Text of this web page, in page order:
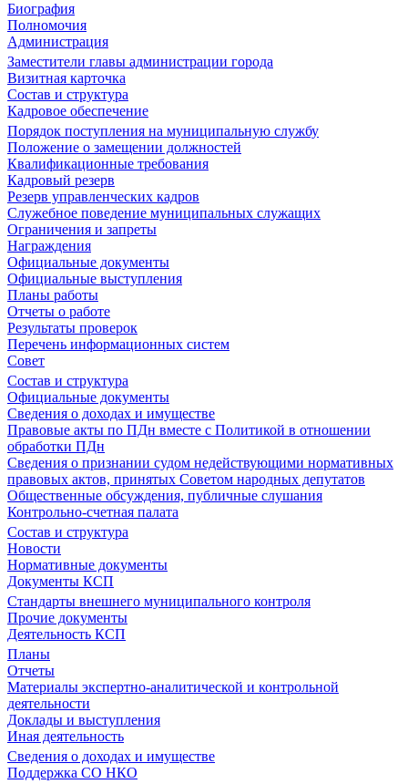
Биография
Полномочия
Администрация
Заместители главы администрации города
Визитная карточка
Состав и структура
Кадровое обеспечение
Порядок поступления на муниципальную службу
Положение о замещении должностей
Квалификационные требования
Кадровый резерв
Резерв управленческих кадров
Служебное поведение муниципальных служащих
Ограничения и запреты
Награждения
Официальные документы
Официальные выступления
Планы работы
Отчеты о работе
Результаты проверок
Перечень информационных систем
Совет
Состав и структура
Официальные документы
Сведения о доходах и имуществе
Правовые акты по ПДн вместе с Политикой в отношении
обработки ПДн
Сведения о признании судом недействующими нормативных
правовых актов, принятых Советом народных депутатов
Общественные обсуждения, публичные слушания
Контрольно-счетная палата
Состав и структура
Новости
Нормативные документы
Документы КСП
Стандарты внешнего муниципального контроля
Прочие документы
Деятельность КСП
Планы
Отчеты
Материалы экспертно-аналитической и контрольной
деятельности
Доклады и выступления
Иная деятельность
Сведения о доходах и имуществе
Поддержка СО НКО